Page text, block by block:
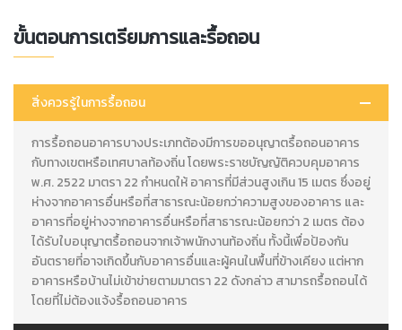
ขั้นตอนการเตรียมการและรื้อถอน
สิ่งควรรู้ในการรื้อถอน
การรื้อถอนอาคารบางประเภทต้องมีการขออนุญาตรื้อถอนอาคาร
กับทางเขตหรือเทศบาลท้องถิ่น โดยพระราชบัญญัติควบคุมอาคาร
พ.ศ. 2522 มาตรา 22 กำหนดให้ อาคารที่มีส่วนสูงเกิน 15 เมตร ซึ่งอยู่
ห่างจากอาคารอื่นหรือที่สาธารณะน้อยกว่าความสูงของอาคาร และ
อาคารที่อยู่ห่างจากอาคารอื่นหรือที่สาธารณะน้อยกว่า 2 เมตร ต้อง
ได้รับใบอนุญาตรื้อถอนจากเจ้าพนักงานท้องถิ่น ทั้งนี้เพื่อป้องกัน
อันตรายที่อาจเกิดขึ้นกับอาคารอื่นและผู้คนในพื้นที่ข้างเคียง แต่หาก
อาคารหรือบ้านไม่เข้าข่ายตามมาตรา 22 ดังกล่าว สามารถรื้อถอนได้
โดยที่ไม่ต้องแจ้งรื้อถอนอาคาร